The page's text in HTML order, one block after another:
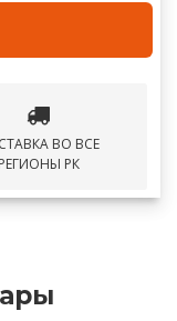
ВО ВСЕ
РЕГИОНЫ РК